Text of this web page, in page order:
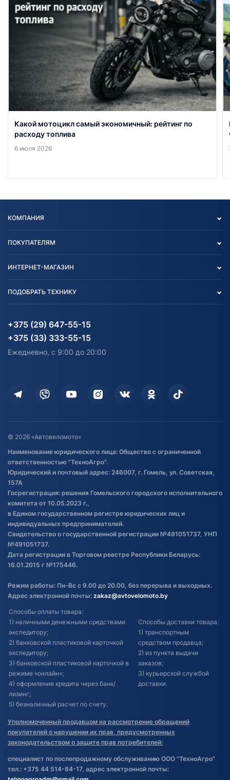
Какой мотоцикл самый экономичный: рейтинг по
расходу топлива
6 июля 2026
КОМПАНИЯ
Блог
Карта сайта
ПОКУПАТЕЛЯМ
Согласие на обработку
Информация до получения
согласия на обработку
Доставка
Дополнительные услуги
Оставить отзыв
Договор публичной оферты
Обработка файлов cookie
Постановка транспорта на учет
Обновления в ЭПТС 2024
ИНТЕРНЕТ-МАГАЗИН
Агротехника
Водный транспорт
Электротранспорт
Здоровье
ПОДОБРАТЬ ТЕХНИКУ
Агротехника
Электротранспорт
+375 (29) 647-55-15
+375 (33) 333-55-15
Ежедневно, с 9:00 до 20:00
© 2026 «Автовеломото»
Наименование юридического лица: Общество с ограниченной
ответственностью "ТехноАгро".
Юридический и почтовый адрес: 246007, г. Гомель, ул. Советская,
157А
Госрегистрация: решения Гомельского городского исполнительного
комитета от 10.05.2023 г.,
в Едином государственном регистре юридических лиц и
индивидуальных предпринимателей.
Свидетельство о государственной регистрации №491051737, УНП
№491051737.
Дата регистрации в Торговом реестре Республики Беларусь:
16.01.2015 г №175446.
Режим работы: Пн-Вс с 9.00 до 20.00, без перерыва и выходных.
Адрес электронной почты: zakaz@avtovelomoto.by
Способы оплаты товара:
1) наличными денежными средствами
экспедитору;
2) банковской пластиковой карточкой
экспедитору;
3) банковской пластиковой карточкой в
режиме «онлайн»;
4) оформление кредита через банк/
лизинг;
5) безналичный расчет по счету.
Способы доставки товара:
1) транспортным
средством продавца;
2) из пункта выдачи
заказов;
3) курьерской службой
доставки.
Уполномоченный продавцом на рассмотрение обращений
покупателей о нарушении их прав, предусмотренных
законодательством о защите прав потребителей:
специалист по послепродажному обслуживанию ООО "ТехноАгро"
тел.: +375 44 514-84-17, адрес электронной почты: